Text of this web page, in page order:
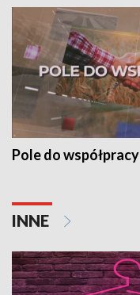
Pole do współpracy
INNE